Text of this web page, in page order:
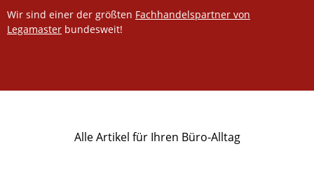
Wir sind einer der größten Fachhandelspartner von
Legamaster bundesweit!
Alle Artikel für Ihren Büro-Alltag